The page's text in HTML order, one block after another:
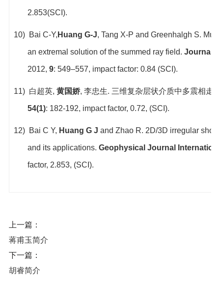
2.853(SCI).
10) Bai C-Y, Huang G-J, Tang X-P and Greenhalgh S.
an extremal solution of the summed ray field. Journal
2012, 9: 549–557, impact factor: 0.84 (SCI).
11) 白超英, 黄国娇, 李忠生. 三维复杂层状介质中多震相走
54(1): 182-192, impact factor, 0.72, (SCI).
12) Bai C Y, Huang G J and Zhao R. 2D/3D irregular
and its applications. Geophysical Journal
factor, 2.853, (SCI).
上一篇：
蒋甫玉简介
下一篇：
胡睿简介